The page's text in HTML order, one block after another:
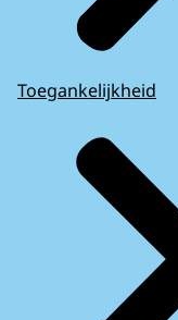
Toegankelijkheid